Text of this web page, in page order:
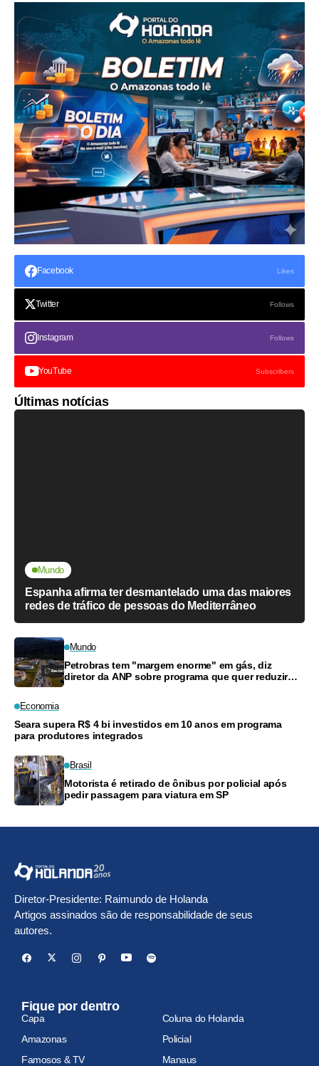
Facebook Likes
Twitter Follows
Instagram Follows
YouTube Subscribers
Últimas notícias
Mundo
Espanha afirma ter desmantelado uma das maiores
redes de tráfico de pessoas do Mediterrâneo
Mundo
Petrobras tem "margem enorme" em gás, diz
diretor da ANP sobre programa que quer reduzir
Economia
Seara supera R$ 4 bi investidos em 10 anos em programa
para produtores integrados
Brasil
Motorista é retirado de ônibus por policial após
pedir passagem para viatura em SP
Diretor-Presidente: Raimundo de Holanda
Artigos assinados são de responsabilidade de seus
autores.
Fique por dentro
Capa
Coluna do Holanda
Amazonas
Policial
Famosos & TV
Manaus